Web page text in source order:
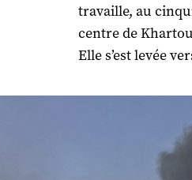
travaille, au
centre de
Elle s’est levée